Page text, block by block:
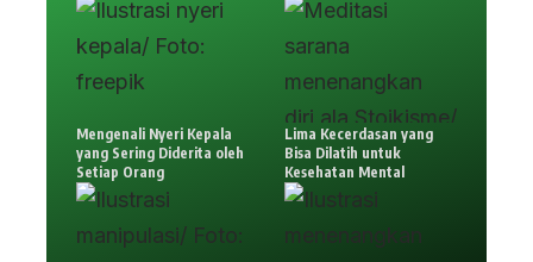
Mengenali Nyeri Kepala
yang Sering Diderita oleh
Setiap Orang
Lima Kecerdasan yang
Bisa Dilatih untuk
Kesehatan Mental